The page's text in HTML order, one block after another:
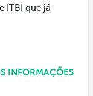
ITBI que já
INFORMAÇÕES